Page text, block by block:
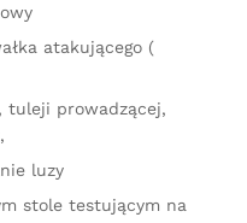
atakującego (
tuleji prowadzącej,
luzy
stole testującym na